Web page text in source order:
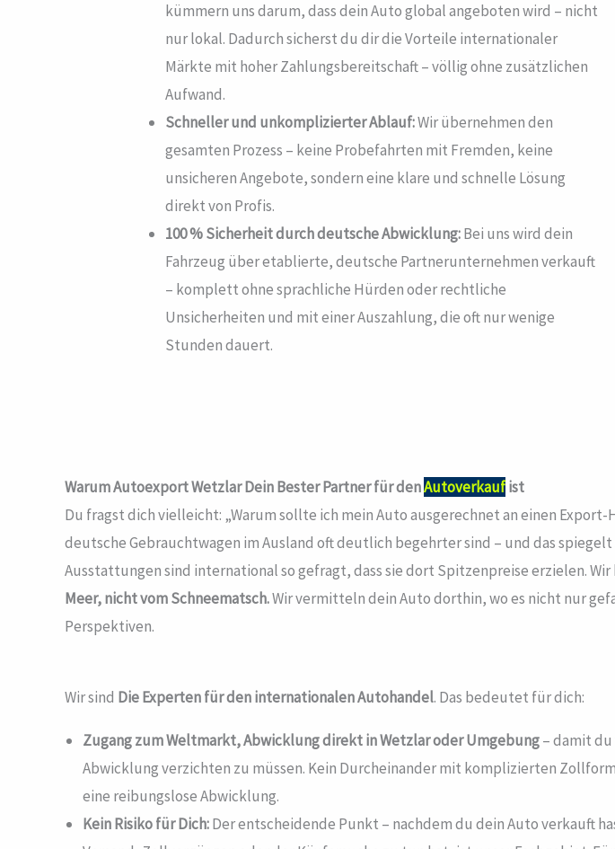
kümmern uns darum, dass dein Auto global angeboten wird – nicht
nur lokal. Dadurch sicherst du dir die Vorteile internationaler
Märkte mit hoher Zahlungsbereitschaft – völlig ohne zusätzlichen
Aufwand.
Schneller und unkomplizierter Ablauf:Wir übernehmen den
gesamten Prozess – keine Probefahrten mit Fremden, keine
unsicheren Angebote, sondern eine klare und schnelle Lösung
direkt von Profis.
100 % Sicherheit durch deutsche Abwicklung:Bei uns wird dein
Fahrzeug über etablierte, deutsche Partnerunternehmen verkauft
– komplett ohne sprachliche Hürden oder rechtliche
Unsicherheiten und mit einer Auszahlung, die oft nur wenige
Stunden dauert.
Warum Autoexport WetzlarDein Bester Partner für denAutoverkaufist
Du fragst dich vielleicht: „Warum sollte ich mein Auto ausgerechnet an einen
deutsche Gebrauchtwagen im Ausland oft deutlich begehrter sind – und das
Ausstattungen sind international so gefragt, dass sie dort Spitzenpreise erzielen.
Meer, nicht vom Schneematsch.Wir vermitteln dein Auto dorthin, wo es nicht nur
Perspektiven.
Wir sind Die Experten für den internationalen Autohandel. Das bedeutet für dich:
Zugang zum Weltmarkt, Abwicklung direkt in Wetzlaroder Umgebung– damit
Abwicklung verzichten zu müssen. Kein Durcheinander mit komplizierten
eine reibungslose Abwicklung.
Kein Risiko für Dich:Der entscheidende Punkt – nachdem du dein Auto verkauft